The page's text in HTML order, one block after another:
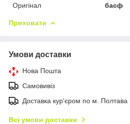
Оригінал
басф
Приховати
Умови доставки
Нова Пошта
Самовивіз
Доставка кур'єром по м. Полтава
Всі умови доставки